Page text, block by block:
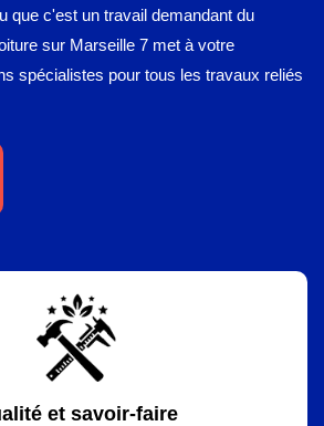
que c'est un travail demandant du
sur Marseille 7 met à votre
spécialistes pour tous les travaux reliés
et savoir-faire